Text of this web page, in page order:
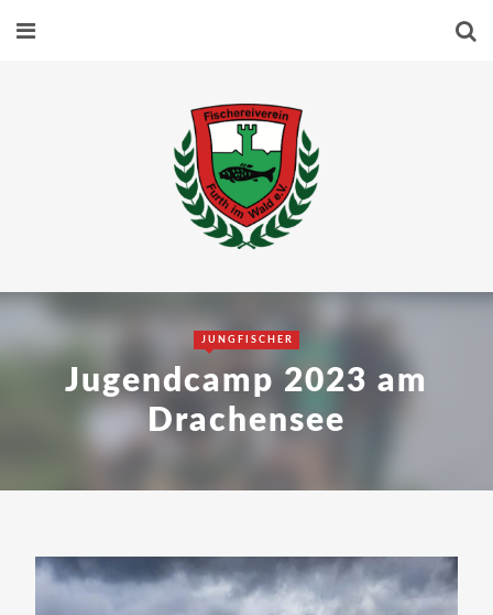
JUNGFISCHER
Jugendcamp 2023 am
Drachensee